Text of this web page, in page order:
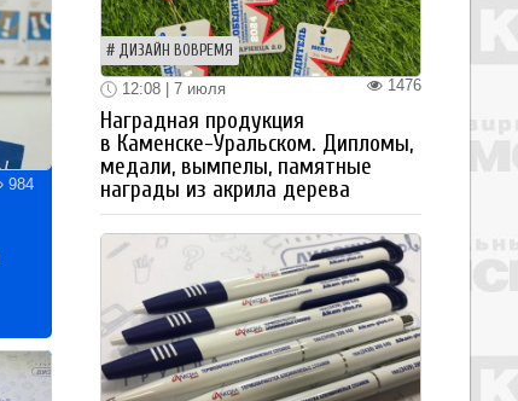
984
ДИЗАЙН ВОВРЕМЯ
1476
12:08 | 7 июля
Наградная продукция
в Каменске-Уральском. Дипломы,
медали, вымпелы, памятные
награды из акрила дерева